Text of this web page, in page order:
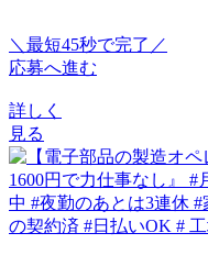
＼最短45秒で完了／
応募へ進む
詳しく
見る